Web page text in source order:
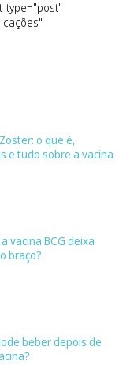
o que é,
e tudo sobre a vacina
vacina BCG deixa
braço?
beber depois de